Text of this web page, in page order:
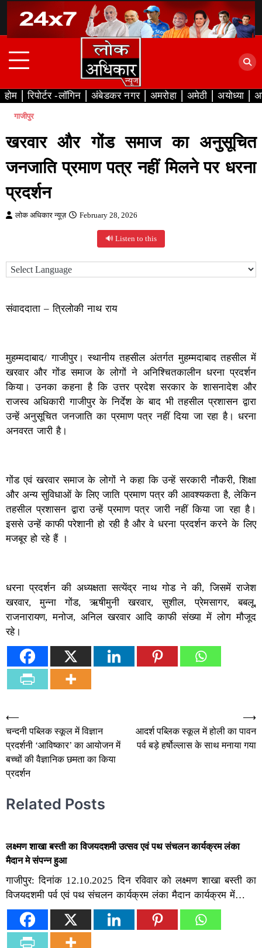
content
होम रिपोर्टर -लॉगिन अंबेडकर नगर अमरोहा अमेठी अयोध्या
गाजीपुर
खरवार और गोंड समाज का अनुसूचित
जनजाति प्रमाण पत्र नहीं मिलने पर धरना
प्रदर्शन
लोक अधिकार न्यूज़ February 28, 2026
🔊 Listen to this
संवाददाता – त्रिलोकी नाथ राय
मुहम्मदाबाद/ गाजीपुर। स्थानीय तहसील अंतर्गत मुहम्मदाबाद तहसील में
खरवार और गोंड समाज के लोगों ने अनिश्चितकालीन धरना प्रदर्शन
किया। उनका कहना है कि उत्तर प्रदेश सरकार के शासनादेश और
राजस्व अधिकारी गाजीपुर के निर्देश के बाद भी तहसील प्रशासन द्वारा
उन्हें अनुसूचित जनजाति का प्रमाण पत्र नहीं दिया जा रहा है। धरना
अनवरत जारी है।
गोंड एवं खरवार समाज के लोगों ने कहा कि उन्हें सरकारी नौकरी, शिक्षा
और अन्य सुविधाओं के लिए जाति प्रमाण पत्र की आवश्यकता है, लेकिन
तहसील प्रशासन द्वारा उन्हें प्रमाण पत्र जारी नहीं किया जा रहा है।
इससे उन्हें काफी परेशानी हो रही है और वे धरना प्रदर्शन करने के लिए
मजबूर हो रहे हैं ।
धरना प्रदर्शन की अध्यक्षता सत्येंद्र नाथ गोड ने की, जिसमें राजेश
खरवार, मुन्ना गोंड, ऋषीमुनी खरवार, सुशील, प्रेमसागर, बबलू,
राजनारायण, मनोज, अनिल खरवार आदि काफी संख्या में लोग मौजूद
रहे।
Post
navigation
⟵
चन्दनी पब्लिक स्कूल में विज्ञान
प्रदर्शनी ‘आविष्कार’ का आयोजन में
बच्चों की वैज्ञानिक छमता का किया
प्रदर्शन
आदर्श पब्लिक स्कूल में होली का पावन
पर्व बड़े हर्षोल्लास के साथ मनाया गया
⟶
Related Posts
लक्ष्मण शाखा बस्ती का विजयदशमी उत्सव एवं पथ संचलन कार्यक्रम लंका
मैदान मे संपन्न हुआ
गाजीपुर: दिनांक 12.10.2025 दिन रविवार को लक्ष्मण शाखा बस्ती का
विजयदशमी पर्व एवं पथ संचलन कार्यक्रम लंका मैदान कार्यक्रम में…